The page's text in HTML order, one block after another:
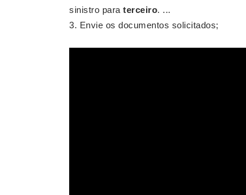
sinistro para terceiro. ...
Envie os documentos solicitados;